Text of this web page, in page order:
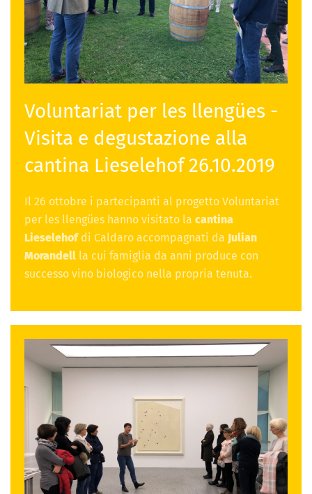
Voluntariat per les llengües -
Visita e degustazione alla
cantina Lieselehof 26.10.2019
Il 26 ottobre i partecipanti al progetto Voluntariat
per les llengües hanno visitato la cantina
Lieselehofdi Caldaro accompagnati da Julian
Morandell la cui famiglia da anni produce con
successo vino biologico nella propria tenuta.